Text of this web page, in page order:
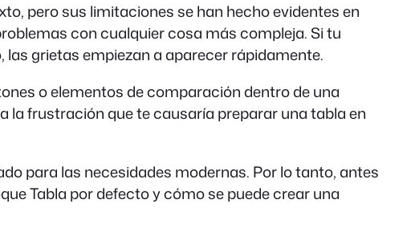
pero sus limitaciones se han hecho evidentes en
con cualquier cosa más compleja. Si tu
grietas empiezan a aparecer rápidamente.
o elementos de comparación dentro de una
la frustración que te causaría preparar una tabla en
para las necesidades modernas. Por lo tanto, antes
Tabla por defecto y cómo se puede crear una